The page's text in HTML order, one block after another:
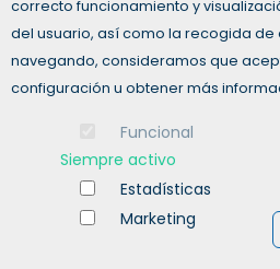
correcto funcionamiento y
del usuario, así como la recogida de
navegando, consideramos que
configuración u obtener más
Funcional
Siempre activo
Estadísticas
Marketing